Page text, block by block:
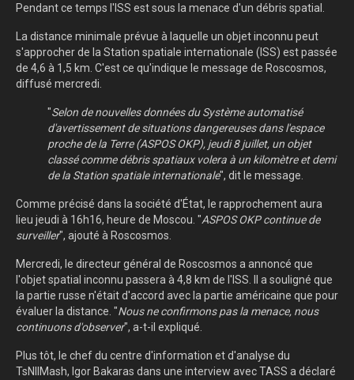
Pendant ce temps l'ISS est sous la menace d'un débris spatial.
La distance minimale prévue à laquelle un objet inconnu peut
s'approcher de la Station spatiale internationale (ISS) est passée
de 4,6 à 1,5 km. C'est ce qu'indique le message de Roscosmos,
diffusé mercredi.
"Selon de nouvelles données du Système automatisé
d'avertissement de situations dangereuses dans l'espace
proche de la Terre (ASPOS OKP), jeudi 8 juillet, un objet
classé comme débris spatiaux volera à un kilomètre et demi
de la Station spatiale internationale", dit le message.
Comme précisé dans la société d'État, le rapprochement aura
lieu jeudi à 16h16, heure de Moscou. "ASPOS OKP continue de
surveiller", ajouté à Roscosmos.
Mercredi, le directeur général de Roscosmos a annoncé que
l'objet spatial inconnu passera à 4,8 km de l'ISS. Il a souligné que
la partie russe n'était d'accord avec la partie américaine que pour
évaluer la distance. "Nous ne confirmons pas la menace, nous
continuons d'observer", a-t-il expliqué.
Plus tôt, le chef du centre d'information et d'analyse du
TsNIIMash, Igor Bakaras dans une interview avec TASS a déclaré